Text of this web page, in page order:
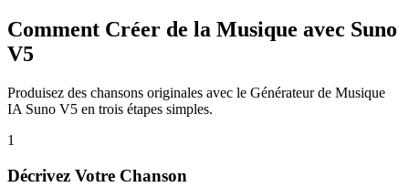
Comment Créer de la Musique avec Suno
V5
Produisez des chansons originales avec le Générateur de Musique
IA Suno V5 en trois étapes simples.
1
Décrivez Votre Chanson